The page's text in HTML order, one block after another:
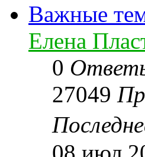
Важные
Елена
0
27049